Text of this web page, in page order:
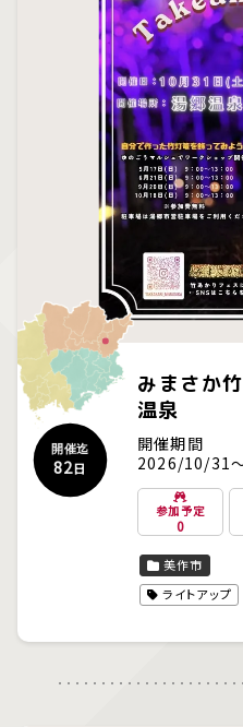
みまさか
温泉
開催迄
82日
開催期間
2026/10/31
参加予定
0
美作市
ライトアップ